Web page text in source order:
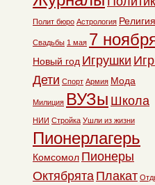
Полит бюро Астрология Религия
Свадьбы 1 мая 7
Новый год Игрушки
Дети Спорт Армия Мода
Милиция ВУЗы Школа
НИИ Стройка Ушли из жизни
Пионерлагерь
Комсомол Пионеры
Октябрята Плакат